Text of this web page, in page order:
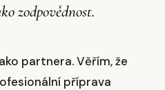
zodpovědnost.
partnera. Věřím, že
příprava